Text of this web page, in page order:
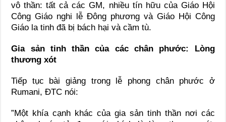
vô thần: tất cả các GM, nhiều tín hữu của Giáo Hội
Công Giáo nghi lễ Đông phương và Giáo Hội Công
Giáo la tinh đã bị bách hại và cầm tù.
Gia sản tinh thần của các chân phước: Lòng
thương xót
Tiếp tục bài giảng trong lễ phong chân phước ở
Rumani, ĐTC nói:
”Một khía cạnh khác của gia sản tinh thần nơi các